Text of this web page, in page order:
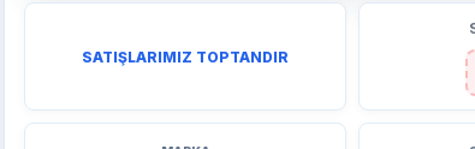
SATIŞLARIMIZ TOPTANDIR